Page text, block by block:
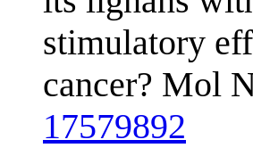
stimulatory
cancer? Mol
17579892